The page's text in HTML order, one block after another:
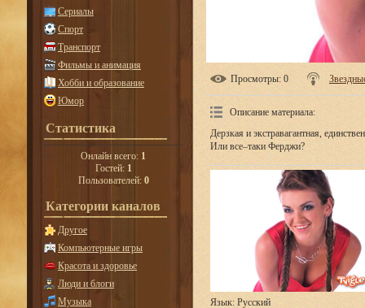
Сериалы
Спорт
Транспорт
Фильмы и анимация
Хобби и образование
Юмор
Статистика
Онлайн всего: 1
Гостей: 1
Пользователей: 0
Категории каналов
Другое
Компьютерные игры
Красота и здоровье
Люди и блоги
Музыка
Просмотры: 0
Описание материала:
Дерзкая и экстравагантная,
Или все–таки Ферджи?
Язык: Русский